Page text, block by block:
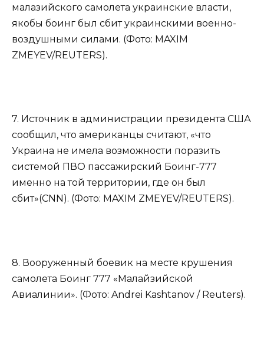
малазийского самолета украинские власти,
якобы боинг был сбит украинскими военно-
воздушными силами. (Фото: MAXIM
ZMEYEV/REUTERS).
7. Источник в администрации президента США
сообщил, что американцы считают, «что
Украина не имела возможности поразить
системой ПВО пассажирский Боинг-777
именно на той территории, где он был
сбит»(CNN). (Фото: MAXIM ZMEYEV/REUTERS).
8. Вооруженный боевик на месте крушения
самолета Боинг 777 «Малайзийской
Авиалинии». (Фото: Andrei Kashtanov / Reuters).